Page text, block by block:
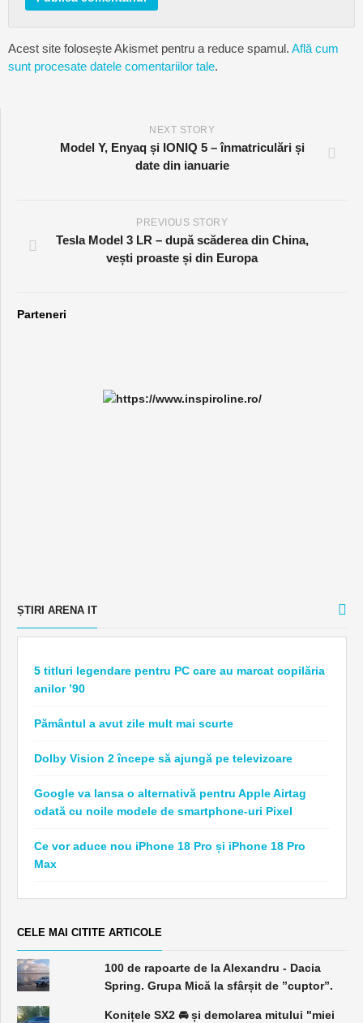
Acest site folosește Akismet pentru a reduce spamul. Află cum
sunt procesate datele comentariilor tale.
NEXT STORY
Model Y, Enyaq și IONIQ 5 – înmatriculări și
date din ianuarie
PREVIOUS STORY
Tesla Model 3 LR – după scăderea din China,
vești proaste și din Europa
Parteneri
ȘTIRI ARENA IT
5 titluri legendare pentru PC care au marcat copilăria
anilor ’90
Pământul a avut zile mult mai scurte
Dolby Vision 2 începe să ajungă pe televizoare
Google va lansa o alternativă pentru Apple Airtag
odată cu noile modele de smartphone-uri Pixel
Ce vor aduce nou iPhone 18 Pro și iPhone 18 Pro
Max
CELE MAI CITITE ARTICOLE
100 de rapoarte de la Alexandru - Dacia
Spring. Grupa Mică la sfârșit de ”cuptor”.
Konițele SX2 🚘 și demolarea mitului "miei